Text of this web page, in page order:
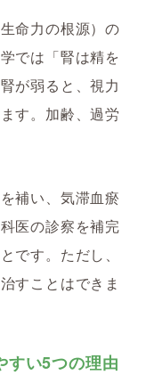
命力の根源）の
では「腎は精を
が弱ると、視力
す。加齢、過労
補い、気滞血瘀
医の診察を補完
です。ただし、
すことはできま
すい5つの理由